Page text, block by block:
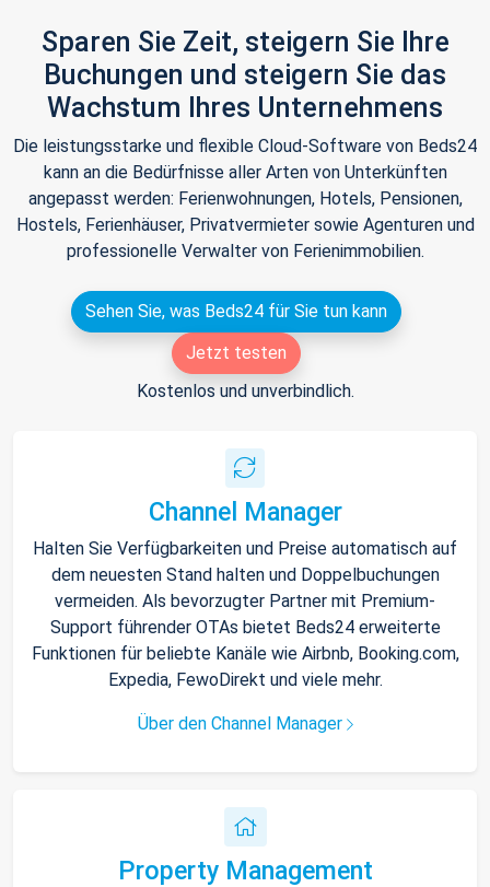
Sparen Sie Zeit, steigern Sie Ihre
Buchungen und steigern Sie das
Wachstum Ihres Unternehmens
Die leistungsstarke und flexible Cloud-Software von Beds24
kann an die Bedürfnisse aller Arten von Unterkünften
angepasst werden: Ferienwohnungen, Hotels, Pensionen,
Hostels, Ferienhäuser, Privatvermieter sowie Agenturen und
professionelle Verwalter von Ferienimmobilien.
Sehen Sie, was Beds24 für Sie tun kann
Jetzt testen
Kostenlos und unverbindlich.
Channel Manager
Halten Sie Verfügbarkeiten und Preise automatisch auf
dem neuesten Stand halten und Doppelbuchungen
vermeiden. Als bevorzugter Partner mit Premium-
Support führender OTAs bietet Beds24 erweiterte
Funktionen für beliebte Kanäle wie Airbnb, Booking.com,
Expedia, FewoDirekt und viele mehr.
Über den Channel Manager
Property Management